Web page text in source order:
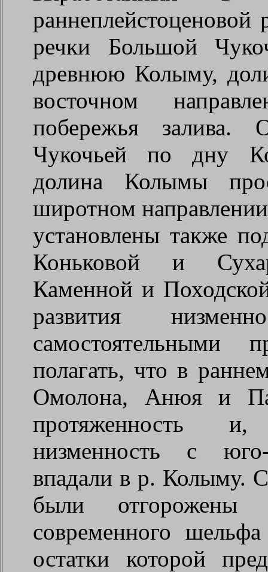
речки Большой
древнюю Колыму,
восточном
побережья
Чукочьей по дну
долина Колымы
широтном
установлены также
Коньковой и
Каменной и
развития
полагать, что в
Омолона, Анюя и
протяженность
низменность с юго-
впадали в р. Колыму. С
были отгорожены
современного
остатки которой